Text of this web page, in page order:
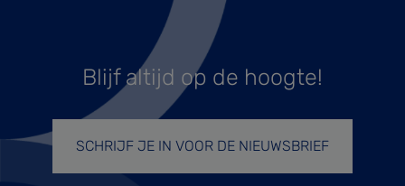
Blijf altijd op de hoogte!
SCHRIJF JE IN VOOR DE NIEUWSBRIEF